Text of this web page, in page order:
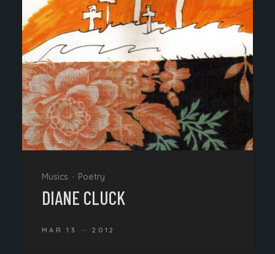
Musics Poetry
DIANE CLUCK
MAR 13 2012